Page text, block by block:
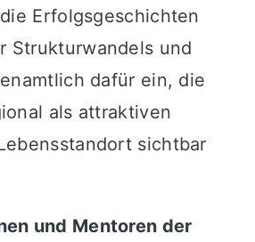
Erfolgsgeschichten
Strukturwandels und
dafür ein, die
als attraktiven
sichtbar
und Mentoren der